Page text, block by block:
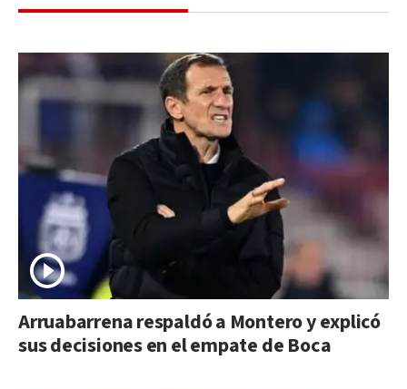
Arruabarrena respaldó a Montero y explicó
sus decisiones en el empate de Boca